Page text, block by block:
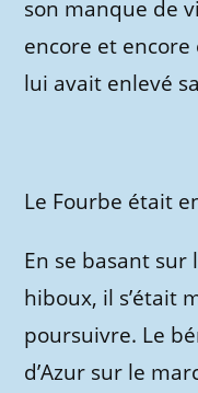
son manque de
encore et
lui avait enlevé
Le Fourbe était
En se basant
hiboux, il s’était
poursuivre. Le
d’Azur sur le